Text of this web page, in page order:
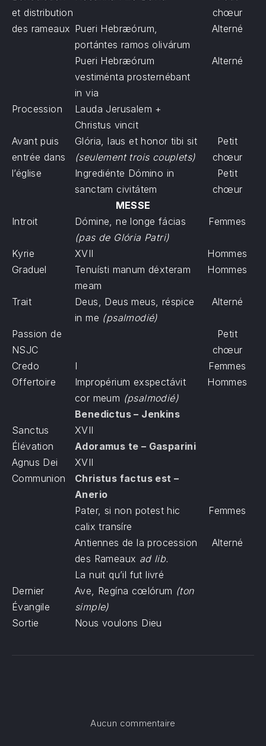
et distribution
des rameaux
chœur
Pueri Hebræórum,
portántes ramos olivárum
Alterné
Pueri Hebræórum
vestiménta prosternébant
in via
Alterné
Procession
Lauda Jerusalem +
Christus vincit
Avant puis
entrée dans
l’église
Glória, laus et honor tibi sit
(seulement trois couplets)
Petit
chœur
Ingrediénte Dómino in
sanctam civitátem
Petit
chœur
MESSE
Introit
Dómine, ne longe fácias
(pas de Glória Patri)
Femmes
Kyrie XVII
Hommes
Graduel
Tenuísti manum déxteram
meam
Hommes
Trait
Deus, Deus meus, réspice
in me (psalmodié)
Alterné
Passion de
NSJC
Petit
chœur
Credo
I
Femmes
Offertoire
Impropérium exspectávit
cor meum (psalmodié)
Hommes
Benedictus – Jenkins
Sanctus
XVII
Élévation
Adoramus te – Gasparini
Agnus Dei
XVII
Communion
Christus factus est –
Anerio
Pater, si non potest hic
calix transíre
Femmes
Antiennes de la procession
des Rameaux ad lib.
Alterné
La nuit qu’il fut livré
Dernier
Évangile
Ave, Regína cœlórum (ton
simple)
Sortie
Nous voulons Dieu
Aucun commentaire